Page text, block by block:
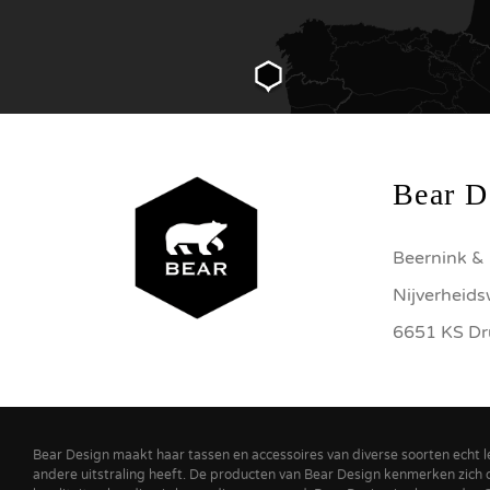
Bear
Beernink &
6651 KS
Bear Design maakt haar tassen en accessoires van diverse soorten
andere uitstraling heeft. De producten van Bear Design kenmerken